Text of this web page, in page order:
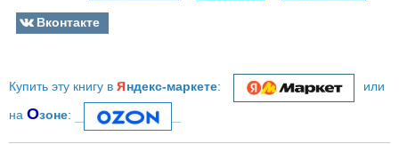
Вконтакте
Купить эту книгу в яндекс-маркете: или
на Озоне: